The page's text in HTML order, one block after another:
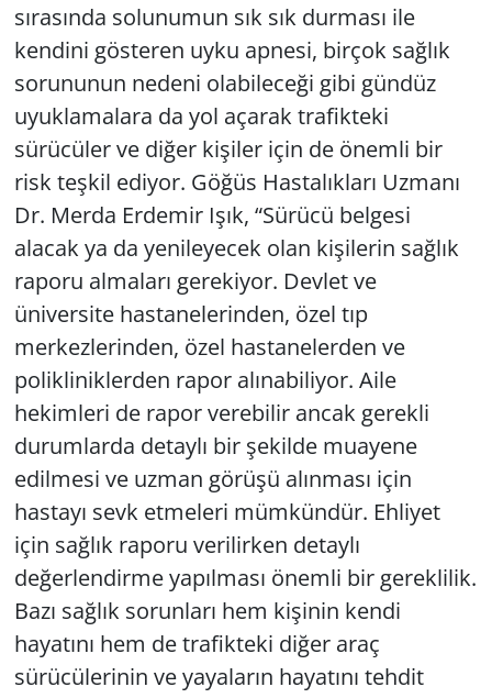
sırasında solunumun sık sık durması ile
kendini gösteren uyku apnesi, birçok sağlık
sorununun nedeni olabileceği gibi gündüz
uyuklamalara da yol açarak trafikteki
sürücüler ve diğer kişiler için de önemli bir
risk teşkil ediyor. Göğüs Hastalıkları Uzmanı
Dr. Merda Erdemir Işık, “Sürücü belgesi
alacak ya da yenileyecek olan kişilerin sağlık
raporu almaları gerekiyor. Devlet ve
üniversite hastanelerinden, özel tıp
merkezlerinden, özel hastanelerden ve
polikliniklerden rapor alınabiliyor. Aile
hekimleri de rapor verebilir ancak gerekli
durumlarda detaylı bir şekilde muayene
edilmesi ve uzman görüşü alınması için
hastayı sevk etmeleri mümkündür. Ehliyet
için sağlık raporu verilirken detaylı
değerlendirme yapılması önemli bir gereklilik.
Bazı sağlık sorunları hem kişinin kendi
hayatını hem de trafikteki diğer araç
sürücülerinin ve yayaların hayatını tehdit